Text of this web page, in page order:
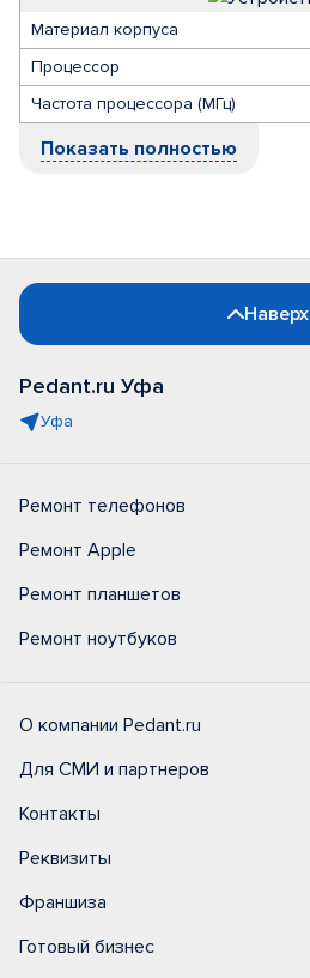
Материал корпуса
Процессор
Частота процессора (МГц)
Показать полностью
Наверх
Pedant.ru Уфа
Уфа
Ремонт телефонов
Ремонт Apple
Ремонт планшетов
Ремонт ноутбуков
О компании Pedant.ru
Для СМИ и партнеров
Контакты
Реквизиты
Франшиза
Готовый бизнес